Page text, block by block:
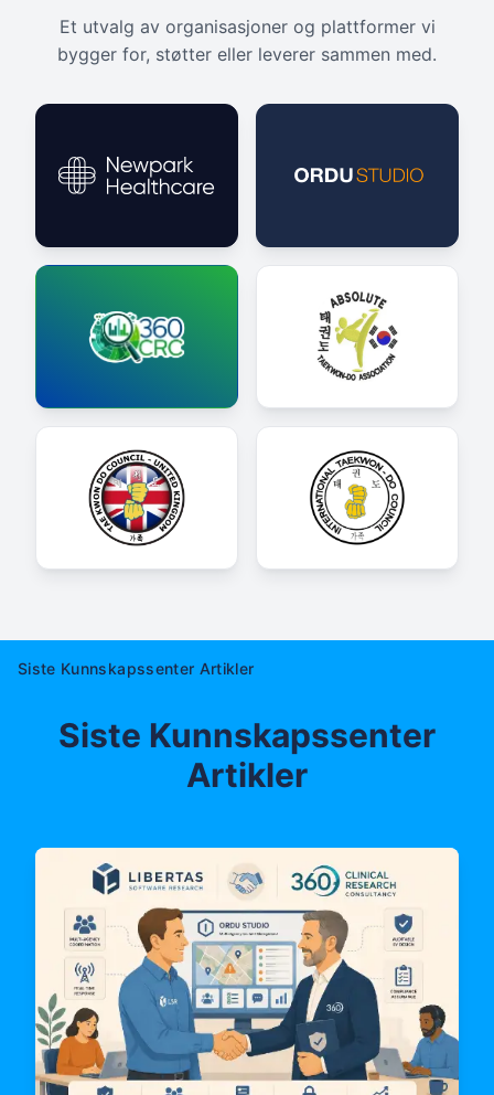
Et utvalg av organisasjoner og plattformer vi
bygger for, støtter eller leverer sammen med.
Siste Kunnskapssenter Artikler
Siste Kunnskapssenter
Artikler